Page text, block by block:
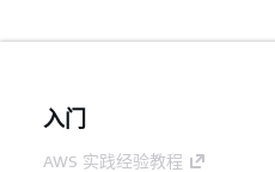
入门
AWS 实践经验教程